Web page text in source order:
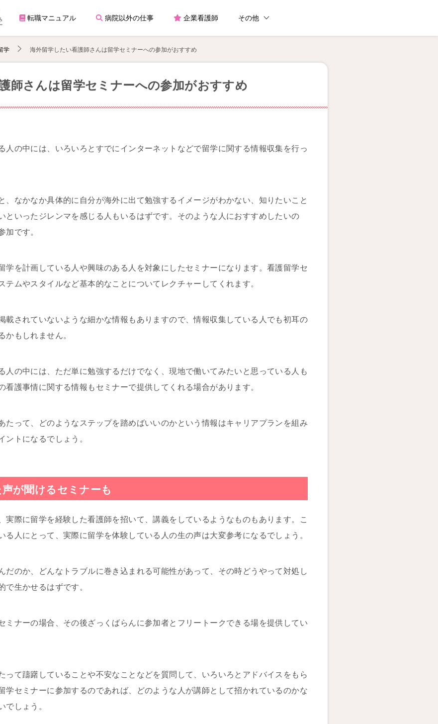
転職マニュアル 病院以外の仕事 企業看護師 その他
学 海外留学したい看護師さんは留学セミナーへの参加がおすすめ
師さんは留学セミナーへの参加がおすすめ
人の中には、いろいろとすでにインターネットなどで留学に関する情報収集を行っ
、なかなか具体的に自分が海外に出て勉強するイメージがわかない、知りたいこと
といったジレンマを感じる人もいるはずです。そのような人におすすめしたいの
加です。
学を計画している人や興味のある人を対象にしたセミナーになります。看護留学セ
テムやスタイルなど基本的なことについてレクチャーしてくれます。
載されていないような細かな情報もありますので、情報収集している人でも初耳の
かもしれません。
人の中には、ただ単に勉強するだけでなく、現地で働いてみたいと思っている人も
看護事情に関する情報もセミナーで提供してくれる場合があります。
たって、どのようなステップを踏めばいいのかという情報はキャリアプランを組み
ントになるでしょう。
が聞けるセミナーも
実際に留学を経験した看護師を招いて、講義をしているようなものもあります。こ
る人にとって、実際に留学を体験している人の生の声は大変参考になるでしょう。
だのか、どんなトラブルに巻き込まれる可能性があって、その時どうやって対処し
で生かせるはずです。
ミナーの場合、その後ざっくばらんに参加者とフリートークできる場を提供してい
って躊躇していることや不安なことなどを質問して、いろいろとアドバイスをもら
学セミナーに参加するのであれば、どのような人が講師として招かれているのかな
でしょう。